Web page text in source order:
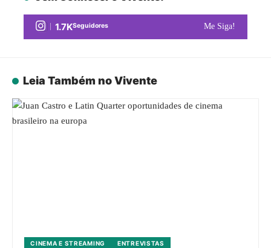
1.7KSeguidores Me Siga!
Leia Também no Vivente
CINEMA E STREAMING ENTREVISTAS